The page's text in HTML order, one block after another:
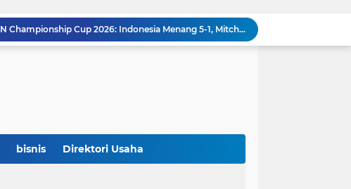
Klasemen ASEAN Championship Cup 2026: Indonesia Menang 5-1, Mitchell Baker Hattrick dan Puncaki Top Skor
Polda Metro Jaya Sebut Tuntutan Ganti Rugi Rp206 Juta Roy Suryo Tak Logis, Ini Alasannya
Bank Dunia: 48 Persen UMKM Batasi Penggunaan QRIS karena Khawatir Dipantau Pajak
bisnis Direktori Usaha